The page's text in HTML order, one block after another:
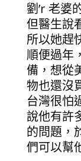
劉’r 老婆
但醫生說
所以她趕
順便過年
備，想從
物也還沒
台灣很怕
說他有許
的問題，
們可以幫